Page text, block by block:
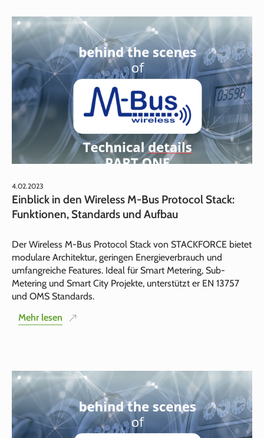
4.02.2023
Einblick in den Wireless M-Bus Protocol Stack:
Funktionen, Standards und Aufbau
Der Wireless M-Bus Protocol Stack von STACKFORCE bietet
modulare Architektur, geringen Energieverbrauch und
umfangreiche Features. Ideal für Smart Metering, Sub-
Metering und Smart City Projekte, unterstützt er EN 13757
und OMS Standards.
Mehr lesen